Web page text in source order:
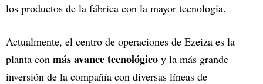
los productos de la fábrica con la mayor tecnología.
Actualmente, el centro de operaciones de Ezeiza es la
planta con más avance tecnológico y la más grande
inversión de la compañía con diversas líneas de